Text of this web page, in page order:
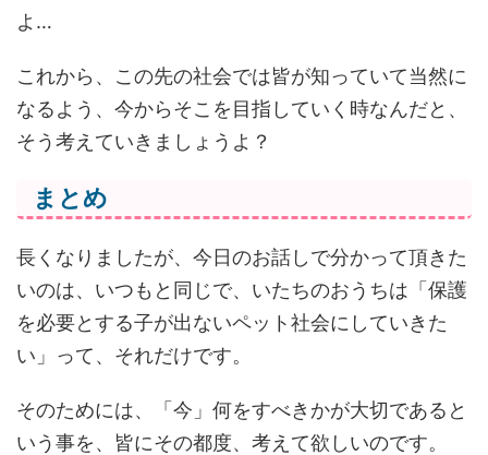
よ…
これから、この先の社会では皆が知っていて当然に
なるよう、今からそこを目指していく時なんだと、
そう考えていきましょうよ？
まとめ
長くなりましたが、今日のお話しで分かって頂きた
いのは、いつもと同じで、いたちのおうちは「保護
を必要とする子が出ないペット社会にしていきた
い」って、それだけです。
そのためには、「今」何をすべきかが大切であると
いう事を、皆にその都度、考えて欲しいのです。